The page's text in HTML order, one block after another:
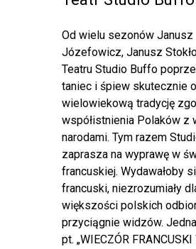
Od wielu sezonów Janusz
Józefowicz, Janusz
Teatru Studio Buffo
taniec i śpiew skutecznie
wielowiekową tradycję
współistnienia Polaków z
narodami. Tym razem
zaprasza na wyprawę w
francuskiej. Wydawałoby
francuski, niezrozumiały
większości polskich
przyciągnie widzów.
pt. „WIECZÓR FRANCUSKI